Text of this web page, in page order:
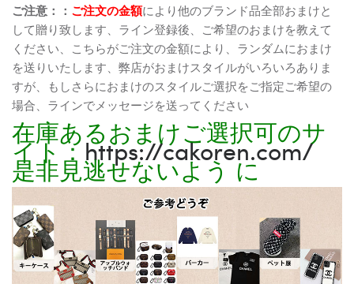
ご注意：： ご注文の金額により他のブランド品全部おまけと
して贈り致します、ライン登録後、ご希望のおまけを教えて
ください、こちらがご注文の金額により、ランダムにおまけ
を送りいたします、弊店がおまけスタイルがいろいろありま
すが、もしさらにおまけのスタイルご選択をご指定ご希望の
場合、ラインでメッセージを送ってください
在庫あるおまけご選択可のサ
イト：https://cakoren.com/
是非見逃せないよう に